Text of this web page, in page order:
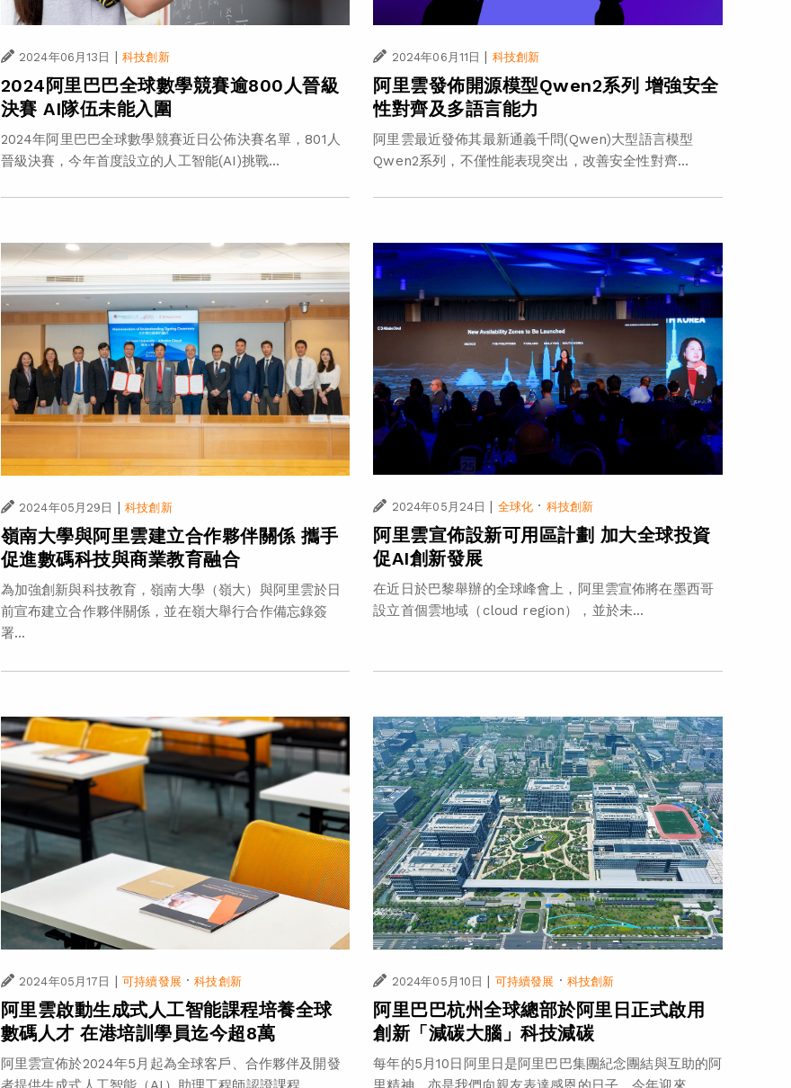
2024年06月13日 | 科技創新
2024阿里巴巴全球數學競賽逾800人晉級
決賽 AI隊伍未能入圍
2024年阿里巴巴全球數學競賽近日公佈決賽名單，801人
晉級決賽，今年首度設立的人工智能(AI)挑戰...
2024年06月11日 | 科技創新
阿里雲發佈開源模型Qwen2系列 增強安全
性對齊及多語言能力
阿里雲最近發佈其最新通義千問(Qwen)大型語言模型
Qwen2系列，不僅性能表現突出，改善安全性對齊...
2024年05月29日 | 科技創新
嶺南大學與阿里雲建立合作夥伴關係 攜手
促進數碼科技與商業教育融合
為加強創新與科技教育，嶺南大學（嶺大）與阿里雲於日
前宣布建立合作夥伴關係，並在嶺大舉行合作備忘錄簽
署...
2024年05月24日 | 全球化 · 科技創新
阿里雲宣佈設新可用區計劃 加大全球投資
促AI創新發展
在近日於巴黎舉辦的全球峰會上，阿里雲宣佈將在墨西哥
設立首個雲地域（cloud region），並於未...
2024年05月17日 | 可持續發展 ·科技創新
阿里雲啟動生成式人工智能課程培養全球
數碼人才 在港培訓學員迄今超8萬
阿里雲宣佈於2024年5月起為全球客戶、合作夥伴及開發
2024年05月10日 | 可持續發展 · 科技創新
阿里巴巴杭州全球總部於阿里日正式啟用
創新「減碳大腦」科技減碳
每年的5月10日阿里日是阿里巴巴集團紀念團結與互助的阿